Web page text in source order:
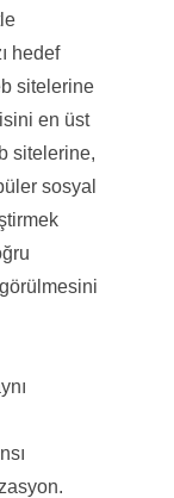
hedef
sitelerine
en üst
sitelerine,
sosyal